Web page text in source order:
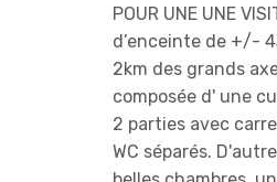
POUR UNE UNE
d’enceinte de +/-
2km des grands
composée d' une
2 parties avec
WC séparés.